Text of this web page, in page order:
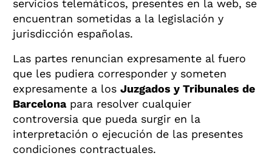
servicios telemáticos, presentes en la web, se
encuentran sometidas a la legislación y
jurisdicción españolas.
Las partes renuncian expresamente al fuero
que les pudiera corresponder y someten
expresamente a los Juzgados y Tribunales de
Barcelonapara resolver cualquier
controversia que pueda surgir en la
interpretación o ejecución de las presentes
condiciones contractuales.